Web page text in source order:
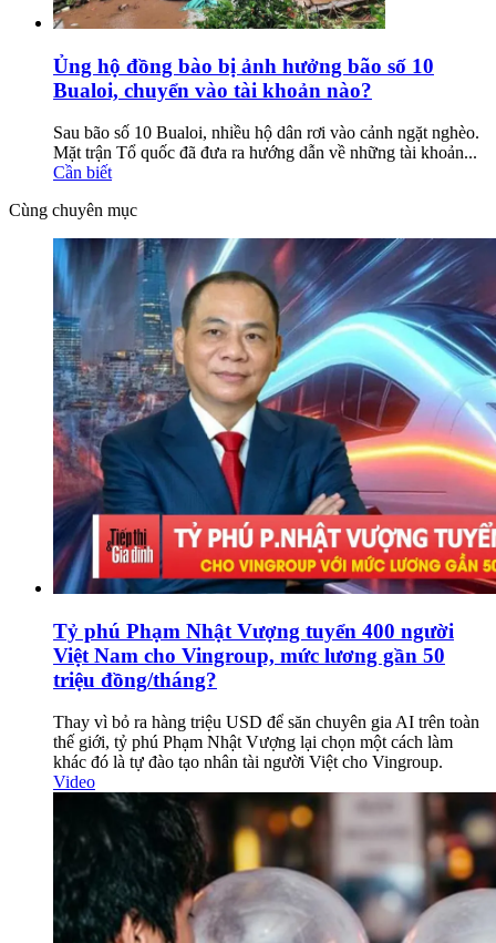
Ủng hộ đồng bào bị ảnh hưởng bão số 10
Bualoi, chuyển vào tài khoản nào?
Sau bão số 10 Bualoi, nhiều hộ dân rơi vào cảnh ngặt nghèo.
Mặt trận Tổ quốc đã đưa ra hướng dẫn về những tài khoản...
Cần biết
Cùng chuyên mục
Tỷ phú Phạm Nhật Vượng tuyển 400 người
Việt Nam cho Vingroup, mức lương gần 50
triệu đồng/tháng?
Thay vì bỏ ra hàng triệu USD để săn chuyên gia AI trên toàn
thế giới, tỷ phú Phạm Nhật Vượng lại chọn một cách làm
khác đó là tự đào tạo nhân tài người Việt cho Vingroup.
Video